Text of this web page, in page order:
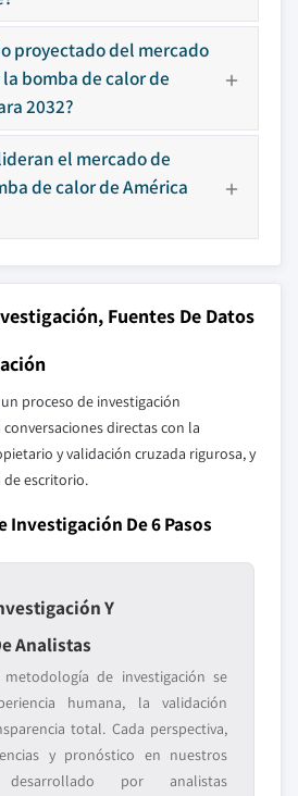
proyectado del mercado
bomba de calor de
2032?
el mercado de
de calor de América
Fuentes De Datos
proceso de investigación
directas con la
y validación cruzada rigurosa, y
de escritorio.
Investigación De 6 Pasos
Y
Analistas
de investigación se
humana, la validación
total. Cada perspectiva,
y pronóstico en nuestros
por analistas